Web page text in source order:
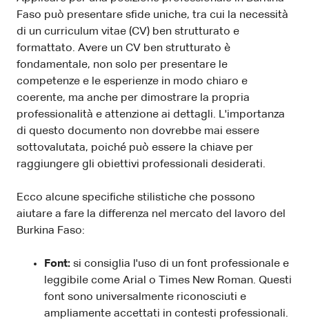
Faso può presentare sfide uniche, tra cui la necessità
di un curriculum vitae (CV) ben strutturato e
formattato. Avere un CV ben strutturato è
fondamentale, non solo per presentare le
competenze e le esperienze in modo chiaro e
coerente, ma anche per dimostrare la propria
professionalità e attenzione ai dettagli. L'importanza
di questo documento non dovrebbe mai essere
sottovalutata, poiché può essere la chiave per
raggiungere gli obiettivi professionali desiderati.
Ecco alcune specifiche stilistiche che possono
aiutare a fare la differenza nel mercato del lavoro del
Burkina Faso:
Font: si consiglia l'uso di un font professionale e
leggibile come Arial o Times New Roman. Questi
font sono universalmente riconosciuti e
ampliamente accettati in contesti professionali.